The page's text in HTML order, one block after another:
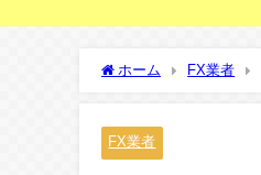
ホーム FX業者
FX業者